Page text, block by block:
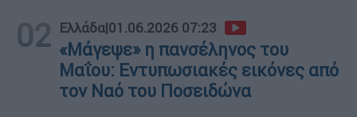
02 Ελλάδα|01.06.2026 07:23
«Μάγεψε» η πανσέληνος του
Μαΐου: Εντυπωσιακές εικόνες από
τον Ναό του Ποσειδώνα